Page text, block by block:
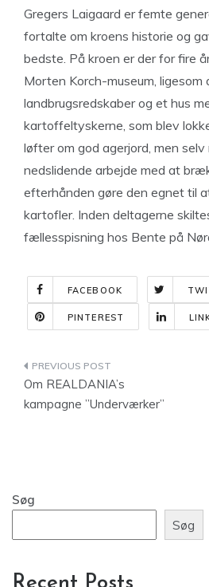
Gregers Laigaard er femte
fortalte om kroens historie og
bedste. På kroen er der for fire
Morten Korch-museum, ligesom
landbrugsredskaber og et hus
kartoffeltyskerne, som blev
løfter om god agerjord, men
nedslidende arbejde med at
efterhånden gøre den egnet til
kartofler. Inden deltagerne
fællesspisning hos Bente på
FACEBOOK
PINTEREST
Indlægsnavigation
Om REALDANIA’s
kampagne ”Underværker”
Søg
Søg